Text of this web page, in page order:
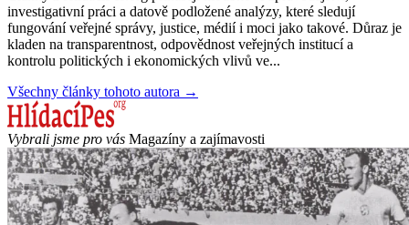
investigativní práci a datově podložené analýzy, které sledují
fungování veřejné správy, justice, médií i moci jako takové. Důraz je
kladen na transparentnost, odpovědnost veřejných institucí a
kontrolu politických i ekonomických vlivů ve...
Všechny články tohoto autora →
Vybrali jsme pro vás Magazíny a zajímavosti